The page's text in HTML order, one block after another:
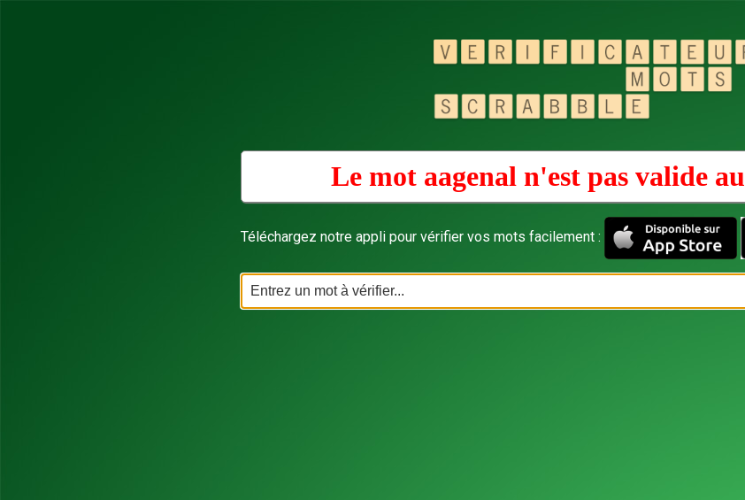
Le mot aagenal n'est pas valide au
Téléchargez notre appli pour vérifier vos mots facilement :